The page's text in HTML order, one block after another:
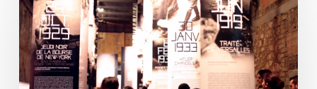
actions
de
formation
du